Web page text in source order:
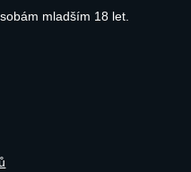
mladším 18 let.